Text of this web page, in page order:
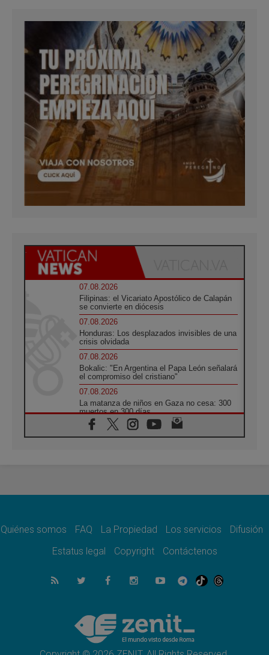
07.08.2026
Filipinas: el Vicariato Apostólico de Calapán
se convierte en diócesis
07.08.2026
Honduras: Los desplazados invisibles de una
crisis olvidada
07.08.2026
Bokalic: "En Argentina el Papa León señalará
el compromiso del cristiano"
07.08.2026
La matanza de niños en Gaza no cesa: 300
muertos en 300 días
07.08.2026
Tagle: La guerra desfigura el mundo, solo la
como misión al servicio del Evangelio
SIGNIS 2026, dar voz a las religiosas en el
espacio público
07.08.2026
Lanzan un proyecto de empoderamiento
Programa oficial del Viaje Apostólico del
Papa León XIV a Francia
Quiénes somos FAQ La Propiedad Los servicios
Difusión
Estatus legal
Copyright Contáctenos